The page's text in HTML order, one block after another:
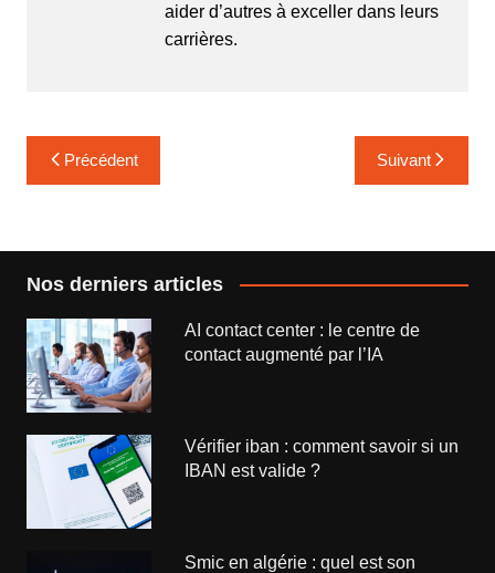
aider d’autres à exceller dans leurs
carrières.
Navigation
de
Précédent Suivant
Nos derniers articles
AI contact center : le centre de
contact augmenté par l’IA
Vérifier iban : comment savoir si un
IBAN est valide ?
Smic en algérie : quel est son